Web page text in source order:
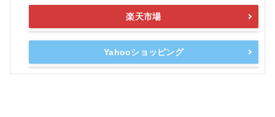
楽天市場
Yahooショッピング